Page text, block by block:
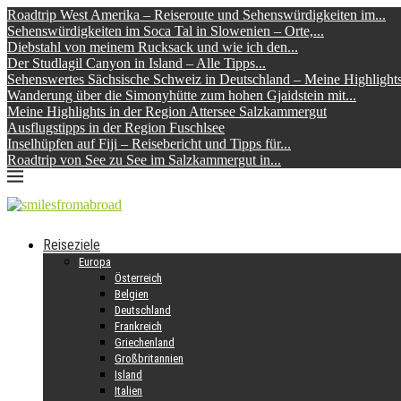
Roadtrip West Amerika – Reiseroute und Sehenswürdigkeiten im...
Sehenswürdigkeiten im Soca Tal in Slowenien – Orte,...
Diebstahl von meinem Rucksack und wie ich den...
Der Studlagil Canyon in Island – Alle Tipps...
Sehenswertes Sächsische Schweiz in Deutschland – Meine
Wanderung über die Simonyhütte zum hohen Gjaidstein mit...
Meine Highlights in der Region Attersee Salzkammergut
Ausflugstipps in der Region Fuschlsee
Inselhüpfen auf Fiji – Reisebericht und Tipps für...
Roadtrip von See zu See im Salzkammergut in...
Reiseziele
Europa
Österreich
Belgien
Deutschland
Frankreich
Griechenland
Großbritannien
Island
Italien